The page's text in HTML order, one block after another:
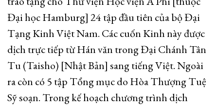
Đại học Hamburg] 24 tập đầu tiên của bộ Đại
Tạng Kinh Việt Nam. Các cuốn Kinh này được
dịch trực tiếp từ Hán văn trong Đại Chánh Tân
Tu (Taisho) [Nhật Bản] sang tiếng Việt. Ngoài
ra còn có 5 tập Tổng mục do Hòa Thượng Tuệ
Sỹ soạn. Trong kế hoạch chương trình dịch